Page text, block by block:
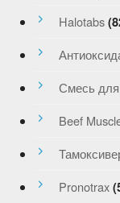
Halotabs
Смесь для
Beef
Pronotrax